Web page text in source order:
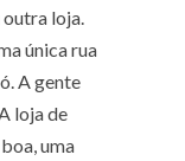
loja.
única rua
A gente
loja de
uma